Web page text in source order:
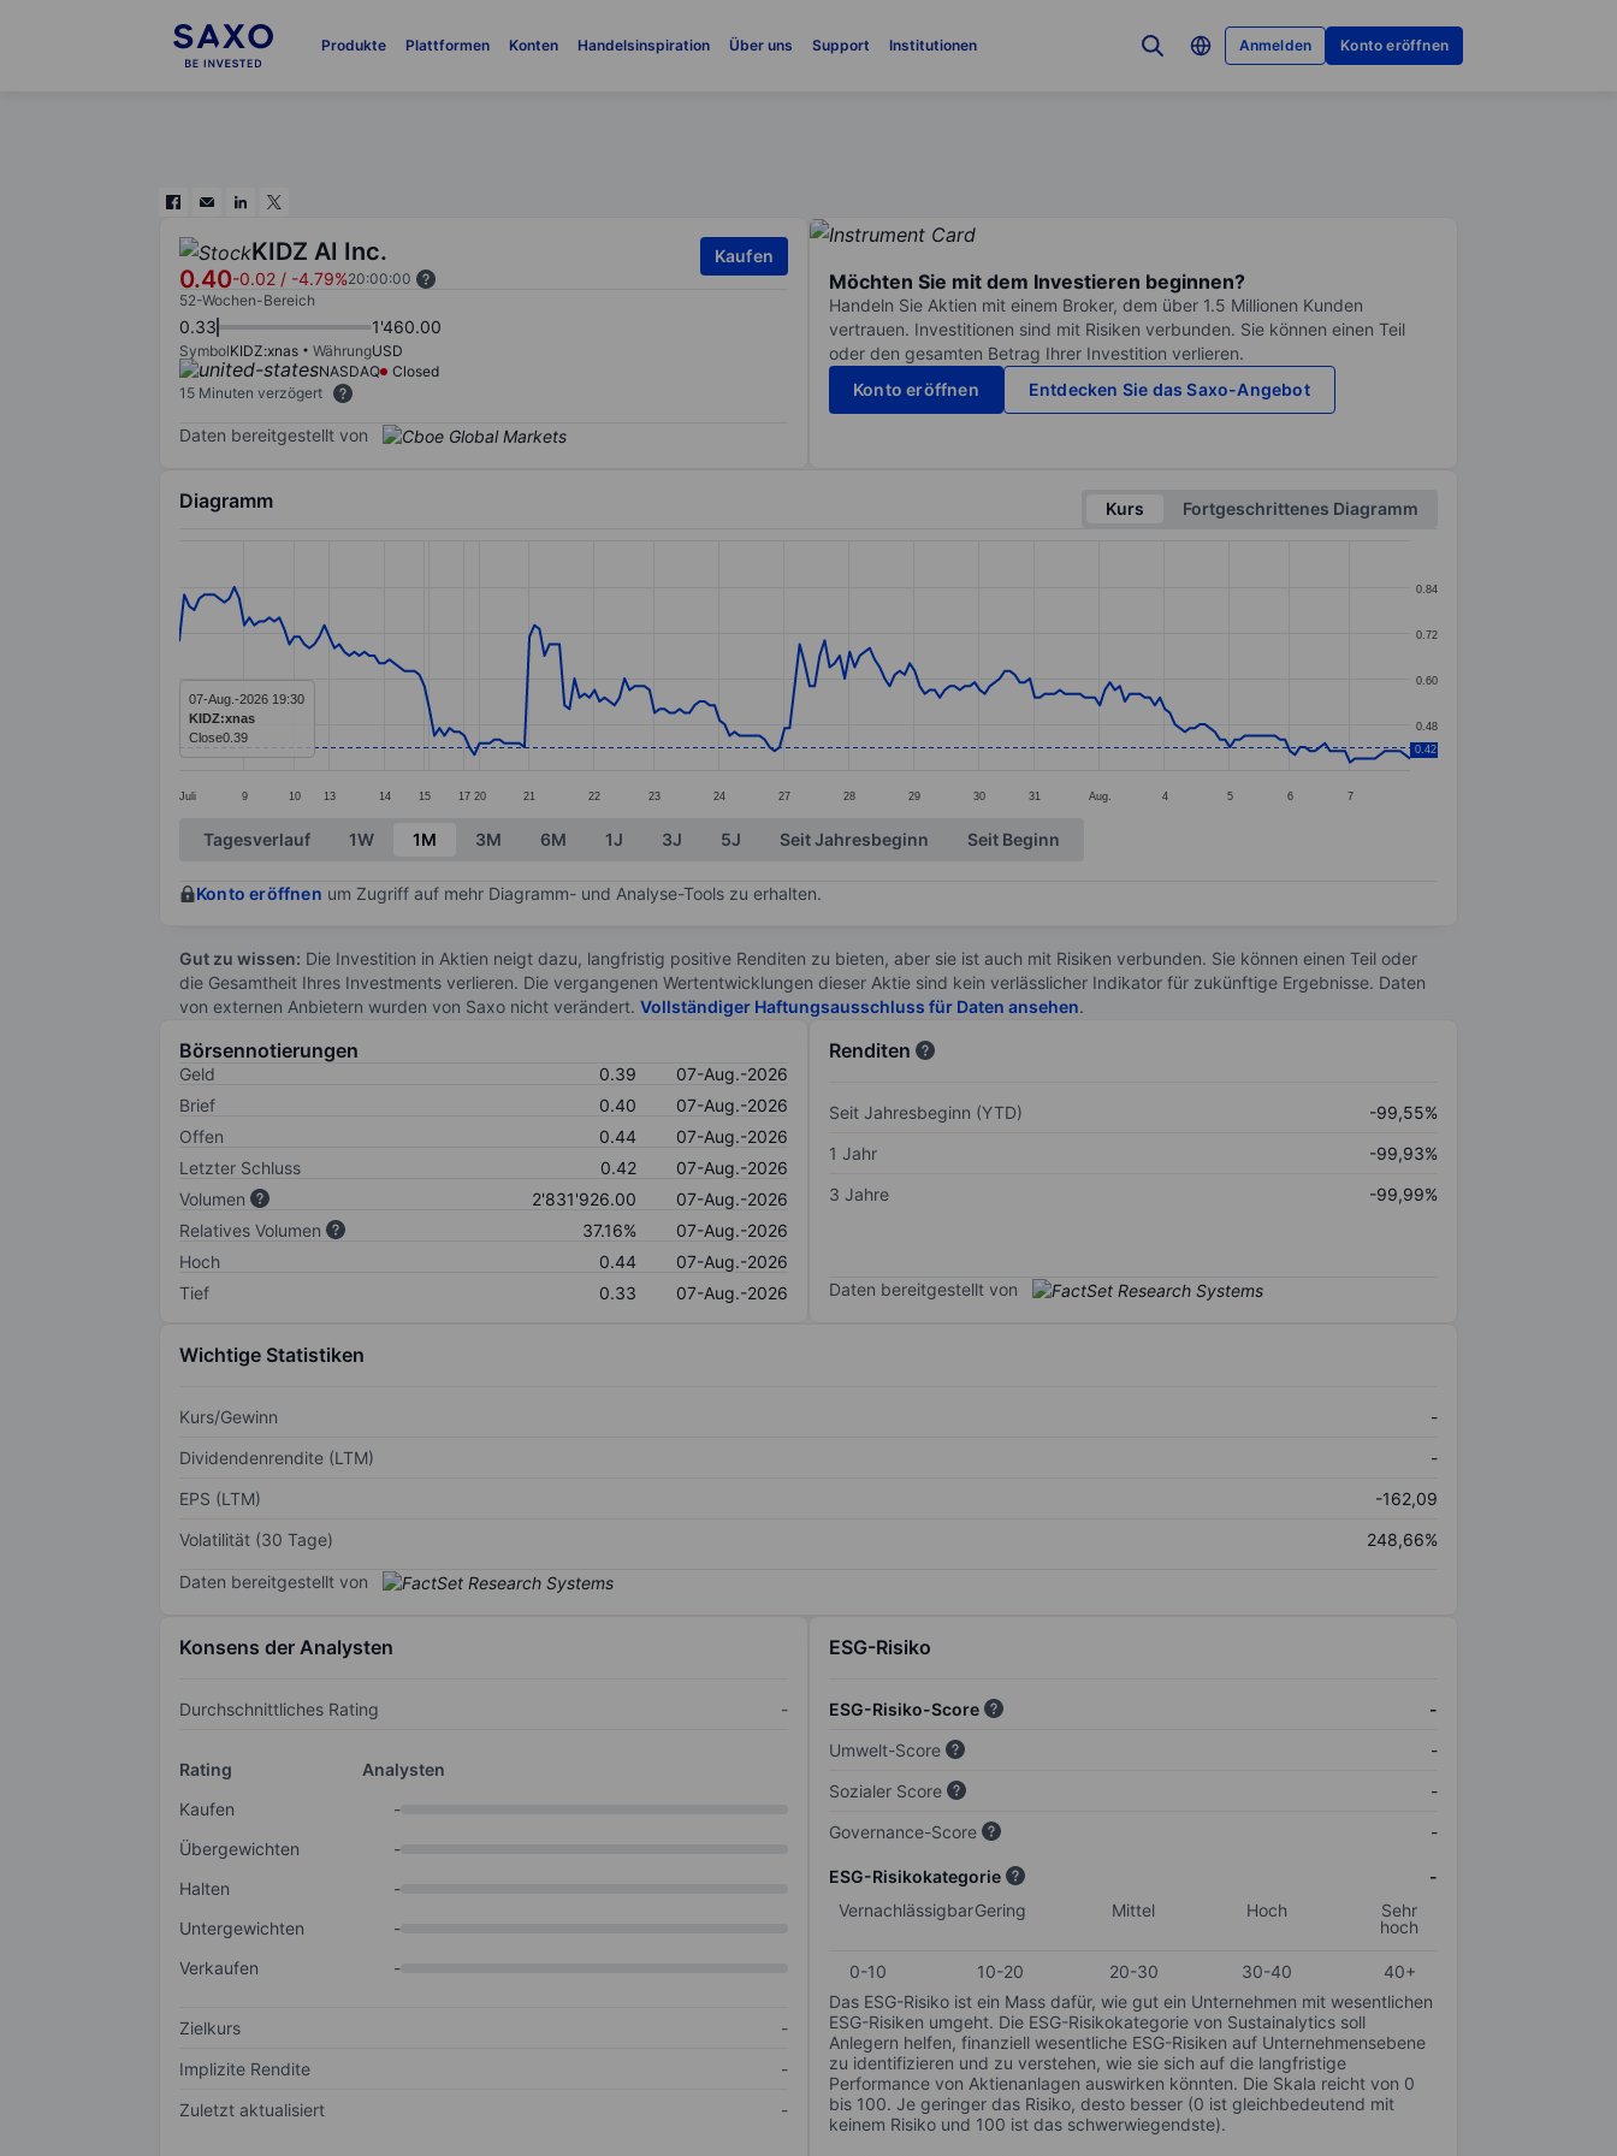
Produkte Plattformen Konten Handelsinspiration Über uns Support Institutionen Anmelden Konto eröffnen
KIDZ AI Inc.
0.40-0.02 / -4.79%20:00:00
Kaufen
52-Wochen-Bereich
0.33 1'460.00
SymbolKIDZ:xnas WährungUSD
NASDAQ
Closed
15 Minuten verzögert
Daten bereitgestellt von
Möchten Sie mit dem Investieren beginnen?
Handeln Sie Aktien mit einem Broker, dem über 1.5 Millionen Kunden
vertrauen. Investitionen sind mit Risiken verbunden. Sie können einen Teil
oder den gesamten Betrag Ihrer Investition verlieren.
Konto eröffnen
Entdecken Sie das Saxo-Angebot
Diagramm Kurs
Fortgeschrittenes Diagramm
Line chart with 247 data points.
The chart has 1 X axis displaying categories.
The chart has 1 Y axis displaying values. Data ranges from 0.38 to 0.84.
Juli 9 10 13 14 15 17 20 21 22 23 24 27 28 29 30 31 Aug. 4 5 6 7
0.48
0.60
0.72
0.84
0.42
07-Aug.-2026 19:30
KIDZ:xnas
Close0.39
End of interactive chart.
Tagesverlauf 1W 1M 3M 6M 1J 3J 5J Seit Jahresbeginn Seit Beginn
Konto eröffnen um Zugriff auf mehr Diagramm- und Analyse-Tools zu erhalten.
Gut zu wissen: Die Investition in Aktien neigt dazu, langfristig positive Renditen zu bieten, aber sie ist auch mit Risiken verbunden. Sie können einen Teil oder
die Gesamtheit Ihres Investments verlieren. Die vergangenen Wertentwicklungen dieser Aktie sind kein verlässlicher Indikator für zukünftige Ergebnisse. Daten
von externen Anbietern wurden von Saxo nicht verändert. Vollständiger Haftungsausschluss für Daten ansehen.
Börsennotierungen
Geld 0.39
07-Aug.-2026
Brief
0.40
07-Aug.-2026
Offen
0.44
07-Aug.-2026
Letzter Schluss
0.42
07-Aug.-2026
Volumen
2'831'926.00
07-Aug.-2026
Relatives Volumen
37.16%
07-Aug.-2026
Hoch
0.44
07-Aug.-2026
Tief
0.33 07-Aug.-2026
Renditen
Seit Jahresbeginn (YTD)
-99,55%
1 Jahr
-99,93%
3 Jahre
-99,99%
Daten bereitgestellt von
Wichtige Statistiken
Kurs/Gewinn
-
Dividendenrendite (LTM)
-
EPS (LTM)
-162,09
Volatilität (30 Tage)
248,66%
Daten bereitgestellt von
Konsens der Analysten
Durchschnittliches Rating -
Rating
Analysten
Kaufen
-
Übergewichten
-
Halten
-
Untergewichten
-
Verkaufen
-
Zielkurs
-
Implizite Rendite
-
Zuletzt aktualisiert
-
ESG-Risiko
ESG-Risiko-Score
-
Umwelt-Score
-
Sozialer Score
-
Governance-Score
-
ESG-Risikokategorie
-
VernachlässigbarGering Mittel Hoch
Sehr
hoch
0-10 10-20 20-30 30-40
40+
Das ESG-Risiko ist ein Mass dafür, wie gut ein Unternehmen mit wesentlichen
ESG-Risiken umgeht. Die ESG-Risikokategorie von Sustainalytics soll
Anlegern helfen, finanziell wesentliche ESG-Risiken auf Unternehmensebene
zu identifizieren und zu verstehen, wie sie sich auf die langfristige
Performance von Aktienanlagen auswirken könnten. Die Skala reicht von 0
bis 100. Je geringer das Risiko, desto besser (0 ist gleichbedeutend mit
keinem Risiko und 100 ist das schwerwiegendste).